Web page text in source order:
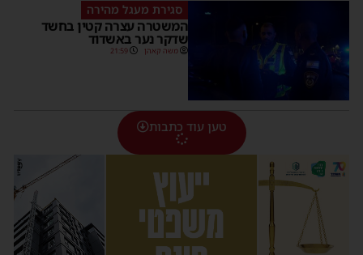
סגירת מעגל מהירה
המשטרה עצרה קטין בחשד
שדקר נער באשדוד
משה קאהן 21:59
טען עוד כתבות